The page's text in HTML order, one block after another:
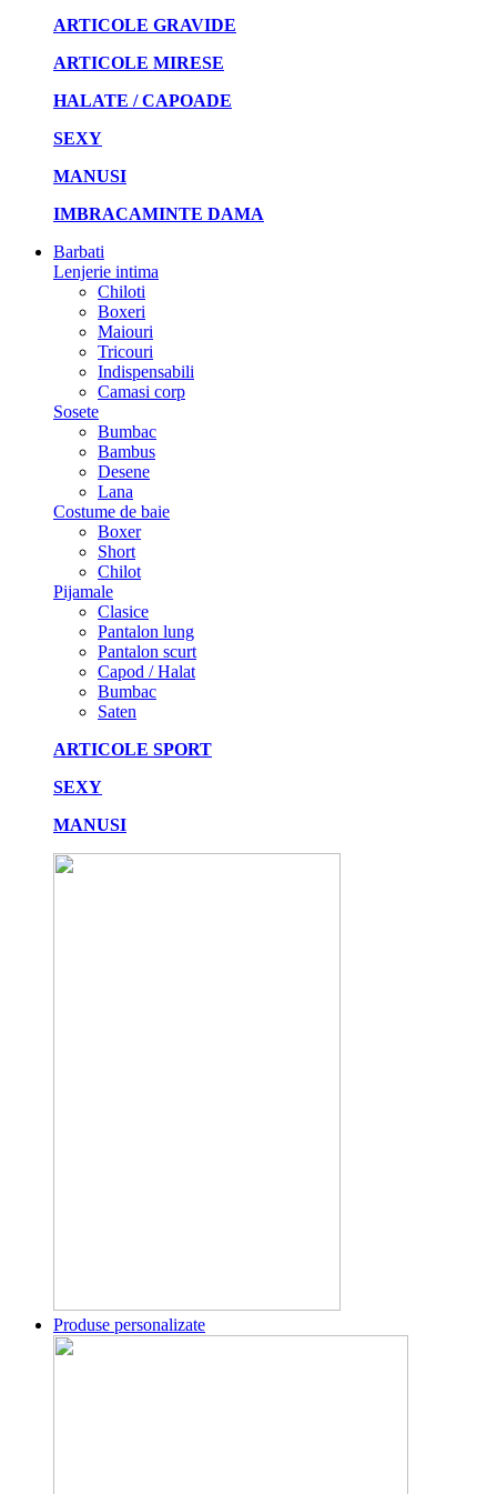
ARTICOLE GRAVIDE
ARTICOLE MIRESE
HALATE / CAPOADE
SEXY
MANUSI
IMBRACAMINTE DAMA
Barbati
Lenjerie intima
Chiloti
Boxeri
Maiouri
Tricouri
Indispensabili
Camasi corp
Sosete
Bumbac
Bambus
Desene
Lana
Costume de baie
Boxer
Short
Chilot
Pijamale
Clasice
Pantalon lung
Pantalon scurt
Capod / Halat
Bumbac
Saten
ARTICOLE SPORT
SEXY
MANUSI
Produse personalizate